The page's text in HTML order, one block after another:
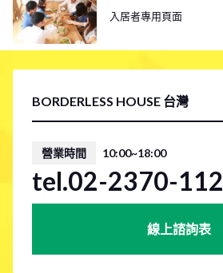
BORDERLESS HOUSE 台灣
營業時間 10:00~18:00
tel.02-2370-
線上諮詢表
入居者專用頁面